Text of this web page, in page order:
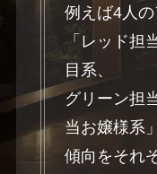
例えば4人の
「レッド担
目系、
グリーン担
当お嬢様系
傾向をそれ